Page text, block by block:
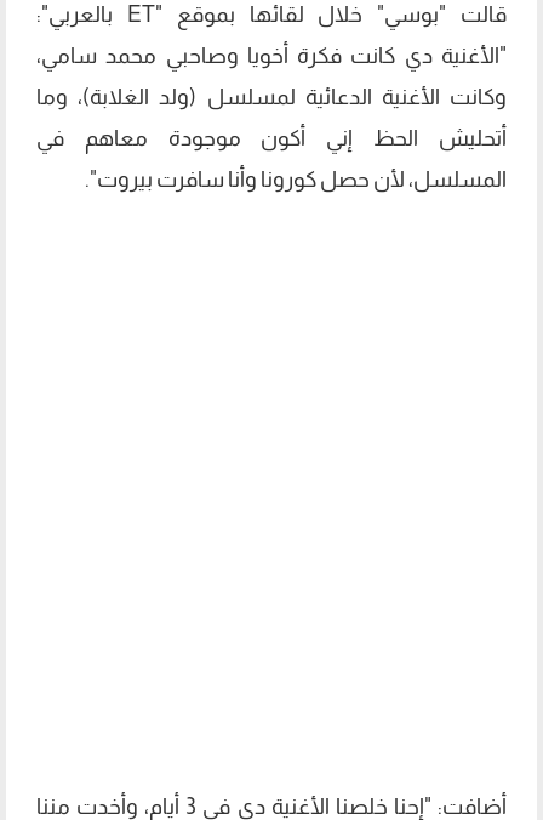
قالت "بوسي" خلال لقائها بموقع "ET بالعربي":
"الأغنية دي كانت فكرة أخويا وصاحبي محمد سامي،
وكانت الأغنية الدعائية لمسلسل (ولد الغلابة)، وما
أتحليش الحظ إني أكون موجودة معاهم في
المسلسل، لأن حصل كورونا وأنا سافرت بيروت".
أضافت: "إحنا خلصنا الأغنية دي في 3 أيام، وأخدت مننا